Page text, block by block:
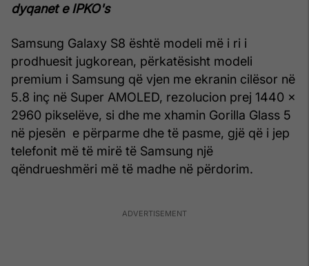
dyqanet e IPKO's
Samsung Galaxy S8 është modeli më i ri i
prodhuesit jugkorean, përkatësisht modeli
premium i Samsung që vjen me ekranin cilësor në
5.8 inç në Super AMOLED, rezolucion prej 1440 x
2960 pikselëve, si dhe me xhamin Gorilla Glass 5
në pjesën e përparme dhe të pasme, gjë që i jep
telefonit më të mirë të Samsung një
qëndrueshmëri më të madhe në përdorim.